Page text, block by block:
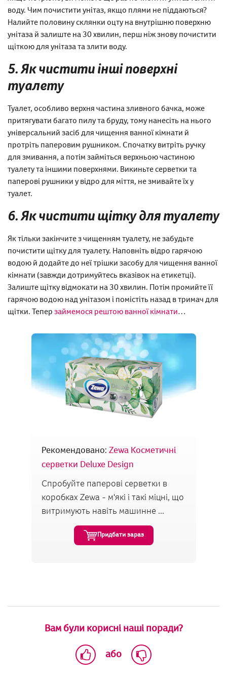
Рекомендовано: Zewa Косметичні
серветки Deluxe Design
Спробуйте паперові серветки в
коробках Zewa - м'які і такі міцні, що
витримують навіть машинне ...
Придбати зараз
воду. Чим почистити унітаз, якщо плями не піддаються?
Налийте половину склянки оцту на внутрішню поверхню
унітаза й залиште на 30 хвилин, перш ніж знову почистити
щіткою для унітаза та злити воду.
5. Як чистити інші поверхні
туалету
Туалет, особливо верхня частина зливного бачка, може
притягувати багато пилу та бруду, тому нанесіть на нього
універсальний засіб для чищення ванної кімнати й
протріть паперовим рушником. Спочатку витріть ручку
для змивання, а потім займіться верхньою частиною
туалету та іншими поверхнями. Викиньте серветки та
паперові рушники у відро для міття, не змивайте їх у
туалет.
6. Як чистити щітку для туалету
Як тільки закінчите з чищенням туалету, не забудьте
почистити щітку для туалету. Наповніть відро гарячою
водою й додайте до неї трішки засобу для чищення ванної
кімнати (завжди дотримуйтесь вказівок на етикетці).
Залиште щітку відмокати на 30 хвилин. Потім промийте її
гарячою водою над унітазом і помістіть назад в тримач для
щітки. Тепер займемося рештою ванної кімнати…
Вам були корисні наші поради?
або